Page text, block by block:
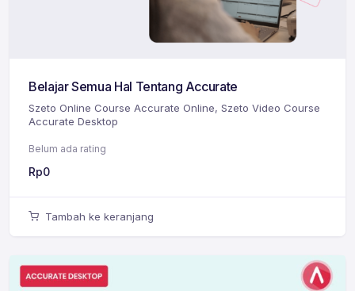
Belajar Semua Hal Tentang Accurate
Szeto Online Course Accurate Online, Szeto Video Course
Accurate Desktop
Belum ada rating
Rp0
Tambah ke keranjang